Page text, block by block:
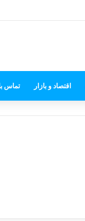
اقتصاد و بازار تماس